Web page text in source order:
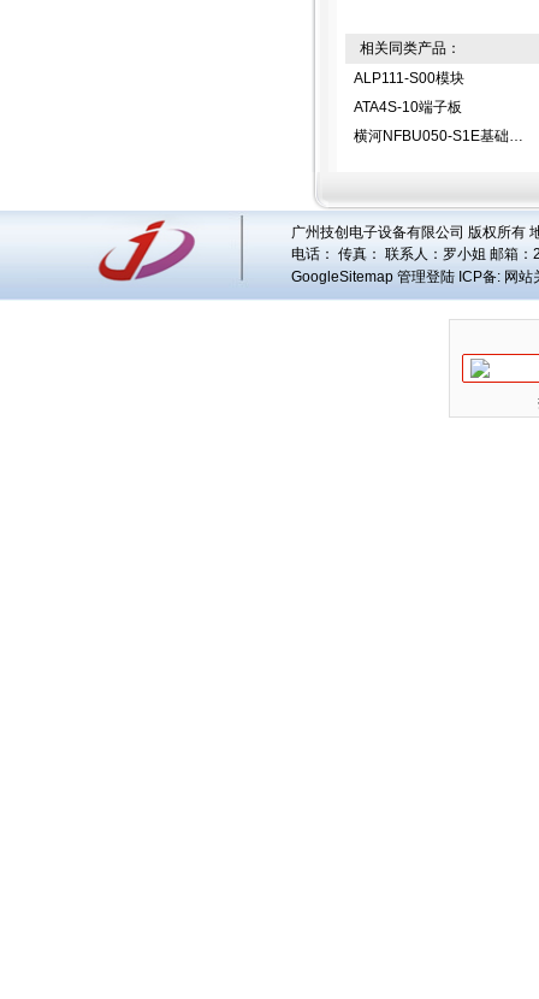
相关同类产品：
ALP111-S00模块
ATA4S-10端子板
横河NFBU050-S1E基础模块
广州技创电子设备有限公司 版权所有
电话： 传真： 联系人： 罗小姐 邮箱：
GoogleSitemap 管理登陆 ICP备: 网站